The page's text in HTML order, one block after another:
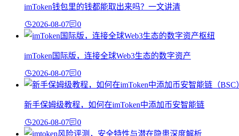
imToken钱包里的钱都能取出来吗？一文讲清
2026-08-07 0
imToken国际版，连接全球Web3生态的数字资产
2026-08-07 0
新手保姆级教程，如何在imToken中添加币安智能链
2026-08-07 0